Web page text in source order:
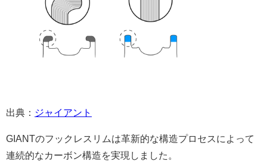
出典： ジャイアント
GIANTのフックレスリムは革新的な構造プロセスによって
連続的なカーボン構造を実現しました。